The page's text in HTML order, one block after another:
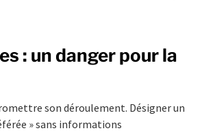
: un danger pour la
son déroulement. Désigner un
» sans informations